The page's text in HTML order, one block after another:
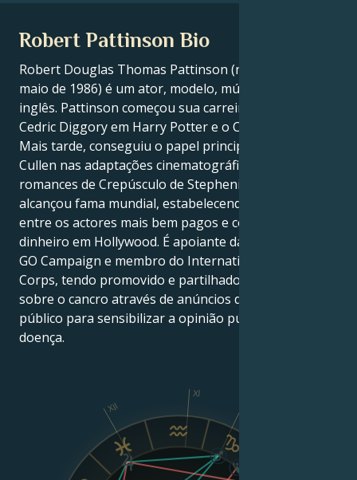
Robert Pattinson Bio
Robert Douglas Thomas Pattinson (nascido a 13 de
maio de 1986) é um ator, modelo, músico e produtor
inglês. Pattinson começou sua carreira interpretando
Cedric Diggory em Harry Potter e o Cálice de Fogo.
Mais tarde, conseguiu o papel principal de Edward
Cullen nas adaptações cinematográficas dos
romances de Crepúsculo de Stephenie Meyer e
alcançou fama mundial, estabelecendo-se assim
entre os actores mais bem pagos e com mais
dinheiro em Hollywood. É apoiante da ECPAT, PACT,
GO Campaign e membro do International Medical
Corps, tendo promovido e partilhado informações
sobre o cancro através de anúncios de serviço
público para sensibilizar a opinião pública para a
doença.
XI
XII